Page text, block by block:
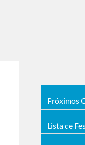
Próximos
Lista de